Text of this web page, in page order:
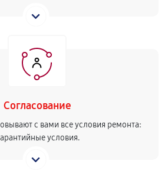
Согласование
с вами все условия ремонта:
условия.